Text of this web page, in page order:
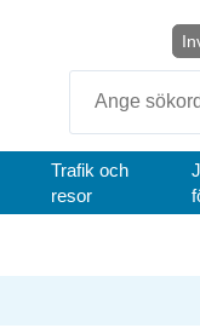
Trafik och
resor